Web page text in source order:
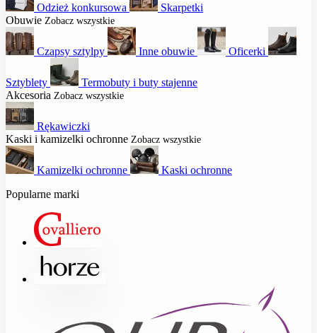
Odzież konkursowa
Skarpetki
Obuwie Zobacz wszystkie
Czapsy sztylpy Inne obuwie Oficerki
Sztyblety
Termobuty i buty stajenne
Akcesoria Zobacz wszystkie
Rękawiczki
Kaski i kamizelki ochronne Zobacz wszystkie
Kamizelki ochronne
Kaski ochronne
Popularne marki